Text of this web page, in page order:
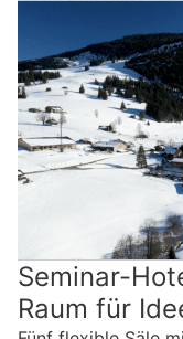
Seminar-
Raum für